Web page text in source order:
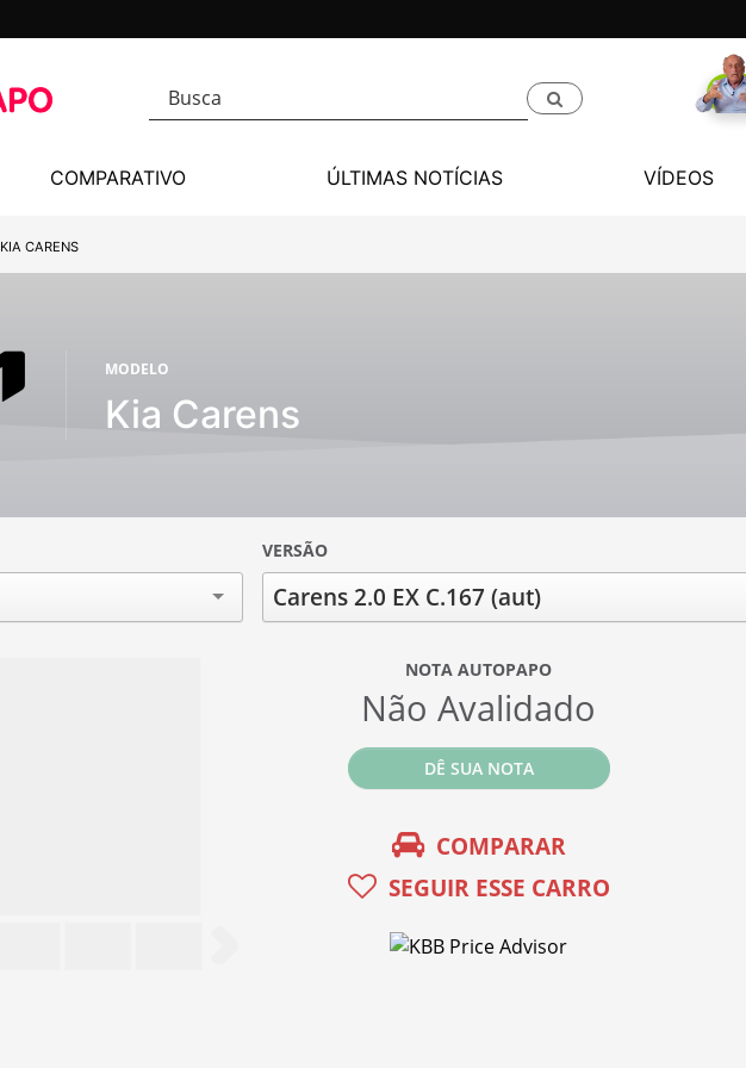
COMPARATIVO ÚLTIMAS NOTÍCIAS VÍDEOS
KIA CARENS
MODELO
Kia Carens
VERSÃO
Carens 2.0 EX C.167 (aut)
NOTA AUTOPAPO
Não Avalidado
DÊ SUA NOTA
COMPARAR
SEGUIR ESSE CARRO